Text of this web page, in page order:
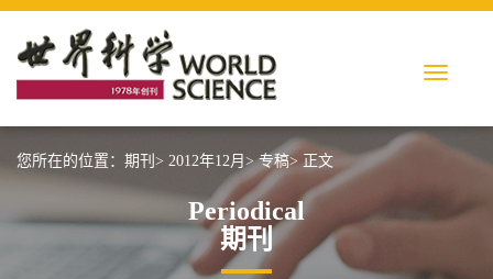
您所在的位置： 期刊> 2012年12月> 专稿> 正文
Periodical
期刊